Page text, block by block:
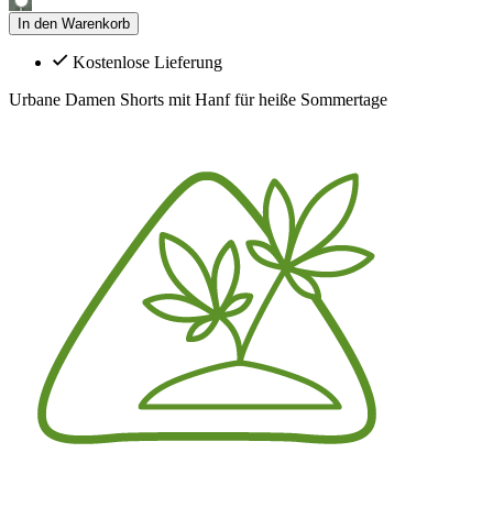
In den Warenkorb
Kostenlose Lieferung
Urbane Damen Shorts mit Hanf für heiße Sommertage